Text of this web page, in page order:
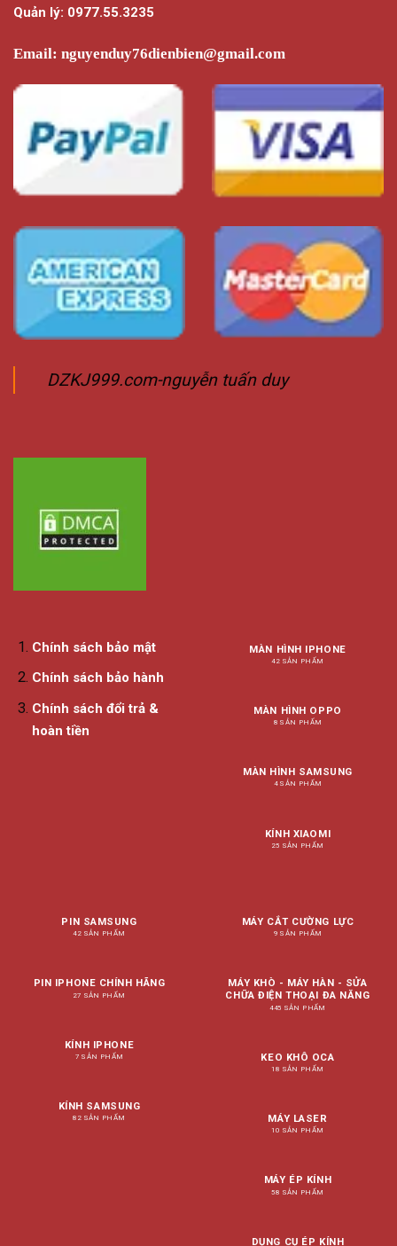
Quản lý: 0977.55.3235
Email: nguyenduy76dienbien@gmail.com
DZKJ999.com-nguyễn tuấn duy
Chính sách bảo mật
Chính sách bảo hành
Chính sách đổi trả &
hoàn tiền
MÀN HÌNH IPHONE
42 SẢN PHẨM
MÀN HÌNH OPPO
8 SẢN PHẨM
MÀN HÌNH SAMSUNG
4 SẢN PHẨM
KÍNH XIAOMI
25 SẢN PHẨM
PIN SAMSUNG
42 SẢN PHẨM
PIN IPHONE CHÍNH HÃNG
27 SẢN PHẨM
KÍNH IPHONE
7 SẢN PHẨM
KÍNH SAMSUNG
82 SẢN PHẨM
MÁY CẮT CƯỜNG LỰC
9 SẢN PHẨM
MÁY KHÒ - MÁY HÀN - SỬA
CHỮA ĐIỆN THOẠI ĐA NĂNG
445 SẢN PHẨM
KEO KHÔ OCA
18 SẢN PHẨM
MÁY LASER
10 SẢN PHẨM
MÁY ÉP KÍNH
58 SẢN PHẨM
DỤNG CỤ ÉP KÍNH